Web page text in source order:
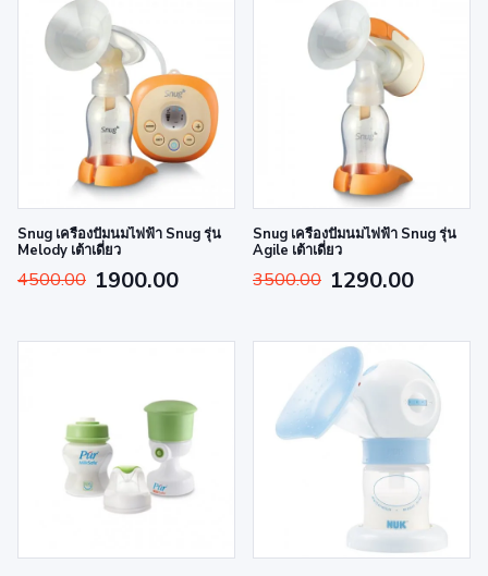
Snug เครื่องปั๊มนมไฟฟ้า Snug รุ่น
Melody เต้าเดี่ยว
4500.00 1900.00
Snug เครื่องปั๊มนมไฟฟ้า Snug รุ่น
Agile เต้าเดี่ยว
3500.00 1290.00